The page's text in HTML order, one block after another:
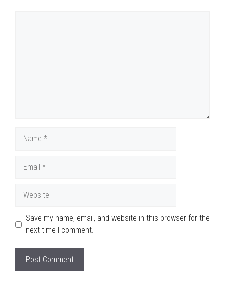
Save my name, email, and website in this browser for the
next time I comment.